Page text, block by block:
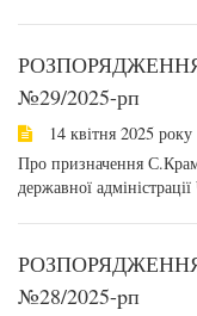
№29/2025-рп
14 квітня 2025 року
Про призначення
державної адміністрації
№28/2025-pп